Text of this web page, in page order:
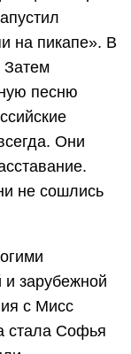
на пикапе». В
Затем
песню
Они
не сошлись
и зарубежной
с Мисс
стала Софья